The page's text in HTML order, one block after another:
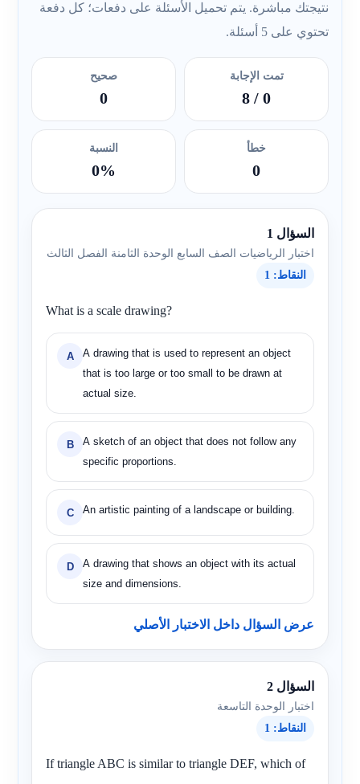
نتيجتك مباشرة. يتم تحميل الأسئلة على دفعات؛ كل دفعة
تحتوي على 5 أسئلة.
تمت الإجابة
0
/ 8
صحيح
0
خطأ
0
النسبة
0%
السؤال 1
اختبار الرياضيات الصف السابع الوحدة الثامنة الفصل الثالث
النقاط: 1
What is a scale drawing?
A
A drawing that is used to represent an object
that is too large or too small to be drawn at
actual size.
B
A sketch of an object that does not follow any
specific proportions.
C An artistic painting of a landscape or building.
D
A drawing that shows an object with its actual
size and dimensions.
عرض السؤال داخل الاختبار الأصلي
السؤال 2
اختبار الوحدة التاسعة
النقاط: 1
If triangle ABC is similar to triangle DEF, which of